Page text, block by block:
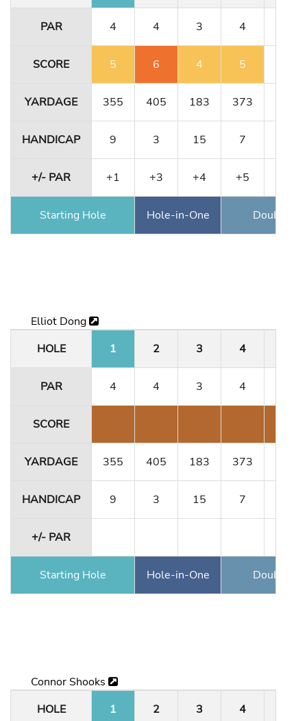
PAR 4 4 3 4
SCORE 5 6 4 5
YARDAGE 355 405 183 373
HANDICAP 9 3 15 7
+/- PAR +1 +3 +4 +5
Starting Hole Hole-in-One Double
Elliot Dong
HOLE
1 2 3 4
PAR 4 4 3 4
SCORE
YARDAGE 355 405 183 373
HANDICAP 9 3 15 7
+/- PAR
Starting Hole Hole-in-One Double
Connor Shooks
HOLE
1 2 3 4